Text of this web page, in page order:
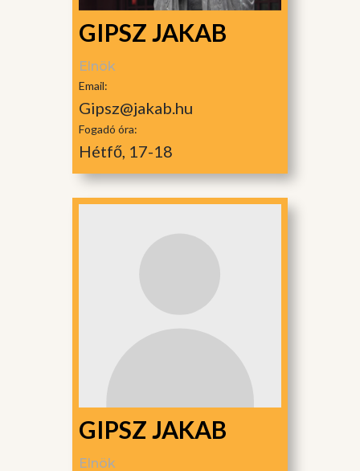
GIPSZ JAKAB
Elnök
Email:
Gipsz@jakab.hu
Fogadó óra:
Hétfő, 17-18
GIPSZ JAKAB
Elnök